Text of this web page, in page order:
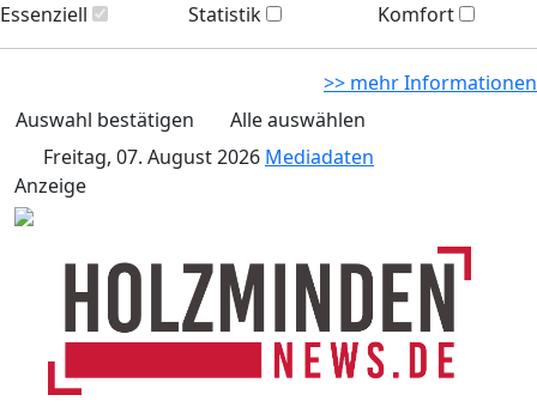
Essenziell
Statistik Komfort
>> mehr Informationen
Auswahl bestätigen
Alle auswählen
Freitag, 07. August 2026 Mediadaten
Anzeige